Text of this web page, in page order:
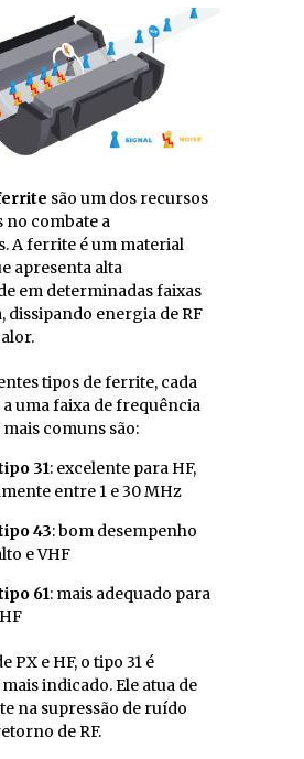
são um dos recursos
no combate a
A ferrite é um material
apresenta alta
em determinadas faixas
dissipando energia de RF
tipos de ferrite, cada
uma faixa de frequência
comuns são:
31: excelente para HF,
entre 1 e 30 MHz
43: bom desempenho
e VHF
61: mais adequado para
PX e HF, o tipo 31 é
indicado. Ele atua de
na supressão de ruído
de RF.